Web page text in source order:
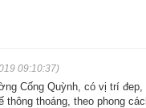
09:10:37)
Cống Quỳnh, có vị trí
thông thoáng, theo phong